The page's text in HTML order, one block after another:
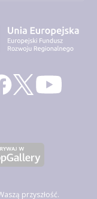
przyszłość.